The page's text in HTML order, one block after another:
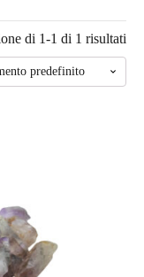
di 1-1 di 1 risultati